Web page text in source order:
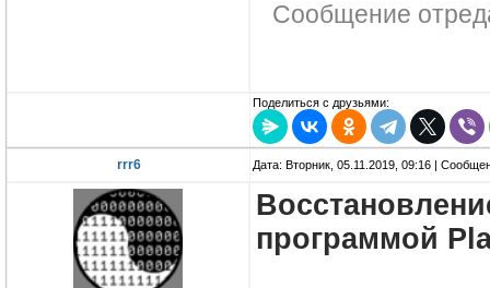
Сообщение
Поделиться с друзьями:
rrr6 Дата: Вторник, 05.11.2019, 09:16 |
программой